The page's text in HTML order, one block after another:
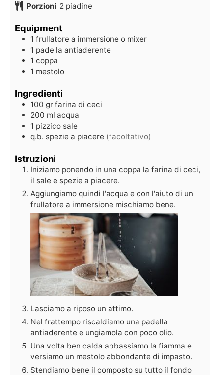
Porzioni 2 piadine
Equipment
1 frullatore a immersione o mixer
1 padella antiaderente
1 coppa
1 mestolo
Ingredienti
100 gr farina di ceci
200 ml acqua
1 pizzico sale
q.b. spezie a piacere (facoltativo)
Istruzioni
Iniziamo ponendo in una coppa la farina di ceci,
il sale e spezie a piacere.
Aggiungiamo quindi l'acqua e con l'aiuto di un
frullatore a immersione mischiamo bene.
Lasciamo a riposo un attimo.
Nel frattempo riscaldiamo una padella
antiaderente e ungiamola con poco olio.
Una volta ben calda abbassiamo la fiamma e
versiamo un mestolo abbondante di impasto.
Stendiamo bene il composto su tutto il fondo